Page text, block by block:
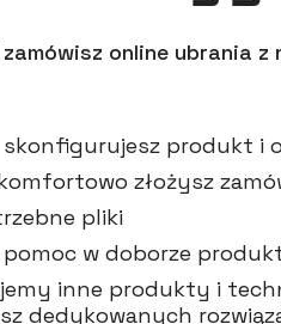
online ubrania z
produkt i
złożysz
pliki
w doborze
inne produkty i
dedykowanych